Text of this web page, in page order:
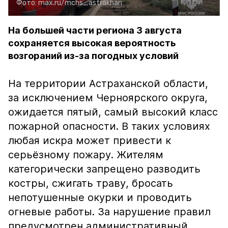
Фото: max.ru/mchs_astrakhan
На большей части региона 3 августа
сохраняется высокая вероятность
возгораний из-за погодных условий
На территории Астраханской области,
за исключением Черноярского округа,
ожидается пятый, самый высокий класс
пожарной опасности. В таких условиях
любая искра может привести к
серьёзному пожару. Жителям
категорически запрещено разводить
костры, сжигать траву, бросать
непотушенные окурки и проводить
огневые работы. За нарушение правил